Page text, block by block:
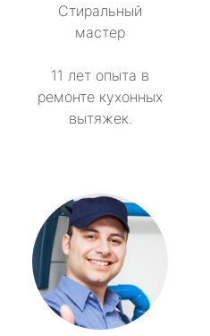
Стиральный
мастер
11 лет опыта в
ремонте кухонных
вытяжек.